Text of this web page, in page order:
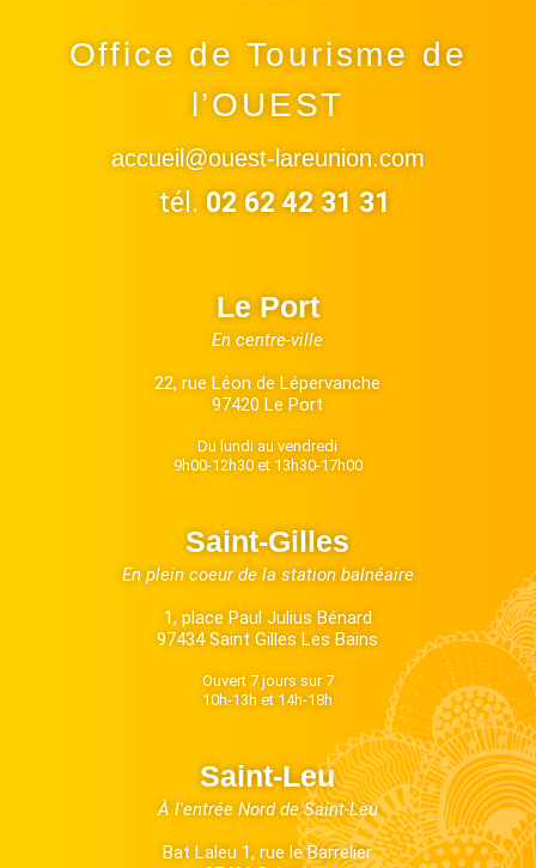
Office de Tourisme de
l’OUEST
accueil@ouest-lareunion.com
tél. 02 62 42 31 31
Le Port
En centre-ville
22, rue Léon de Lépervanche
97420 Le Port
Du lundi au vendredi
9h00-12h30 et 13h30-17h00
Saint-Gilles
En plein coeur de la station balnéaire
1, place Paul Julius Bénard
97434 Saint Gilles Les Bains
Ouvert 7 jours sur 7
10h-13h et 14h-18h
Saint-Leu
À l'entrée Nord de Saint-Leu
Bat Laleu 1, rue le Barrelier